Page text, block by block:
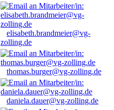
elisabeth.brandmeier@vg-
zolling.de
thomas.burger@vg-zolling.de
daniela.dauer@vg-zolling.de